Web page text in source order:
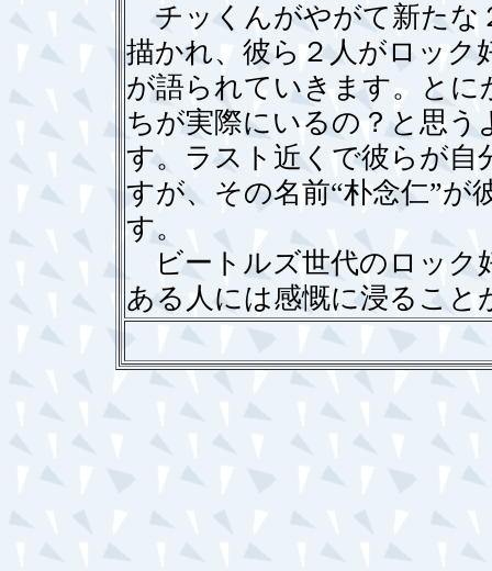
チッくんがやがて新たな
描かれ、彼ら２人がロック
が語られていきます。と
ちが実際にいるの？と思う
す。ラスト近くで彼らが
すが、その名前“朴念仁”が
す。
ビートルズ世代のロック
ある人には感慨に浸るこ